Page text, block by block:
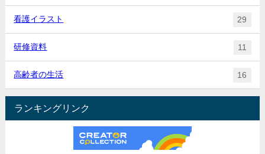
看護イラスト 29
研修資料 11
高齢者の生活 16
ランキングリンク